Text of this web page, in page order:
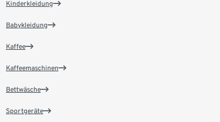
Kinderkleidung
Babykleidung
Kaffee
Kaffeemaschinen
Bettwäsche
Sportgeräte